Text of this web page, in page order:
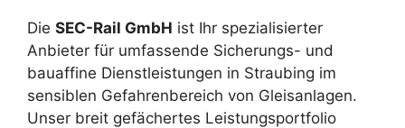
Die SEC-Rail GmbH ist Ihr spezialisierter
Anbieter für umfassende Sicherungs- und
bauaffine Dienstleistungen in Straubing im
sensiblen Gefahrenbereich von Gleisanlagen.
Unser breit gefächertes Leistungsportfolio